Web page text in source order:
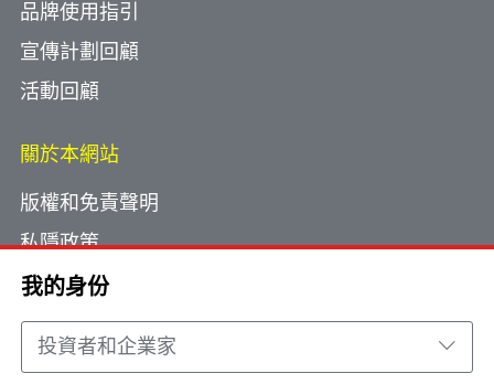
我的身份
投資者和企業家
品牌使用指引
宣傳計劃回顧
活動回顧
關於本網站
版權和免責聲明
私隱政策
使用小型文字檔案
網頁指南
聯絡我們